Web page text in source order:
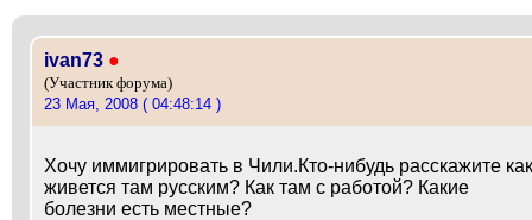
ivan73 ●
(Участник форума)
23 Мая, 2008 ( 04:48:14 )
Хочу иммигрировать в Чили.Кто-нибудь расскажите как
живется там русским? Как там с работой? Какие
болезни есть местные?